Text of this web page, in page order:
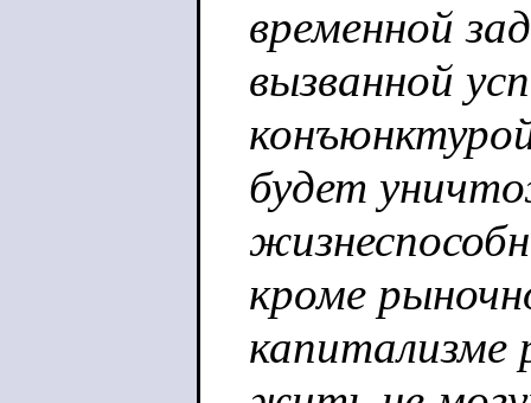
временной
вызванной
будет
кроме
капитализме